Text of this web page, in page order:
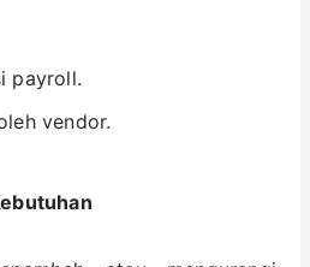
payroll.
vendor.